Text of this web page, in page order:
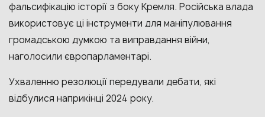
фальсифікацію історії з боку Кремля. Російська влада
використовує ці інструменти для маніпулювання
громадською думкою та виправдання війни,
наголосили європарламентарі.
Ухваленню резолюції передували дебати, які
відбулися наприкінці 2024 року.